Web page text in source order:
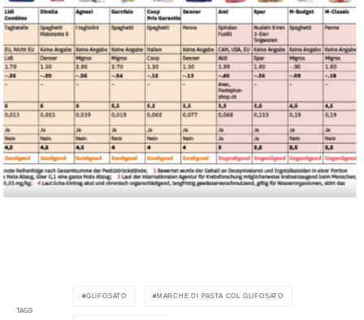
TAGS
GLIFOSATO MARCHE DI PASTA COL GLIFOSATO